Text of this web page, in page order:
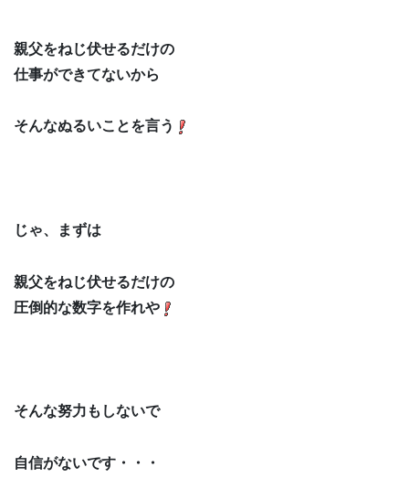
親父をねじ伏せるだけの
仕事ができてないから
そんなぬるいことを言う
じゃ、まずは
親父をねじ伏せるだけの
圧倒的な数字を作れや
そんな努力もしないで
自信がないです・・・